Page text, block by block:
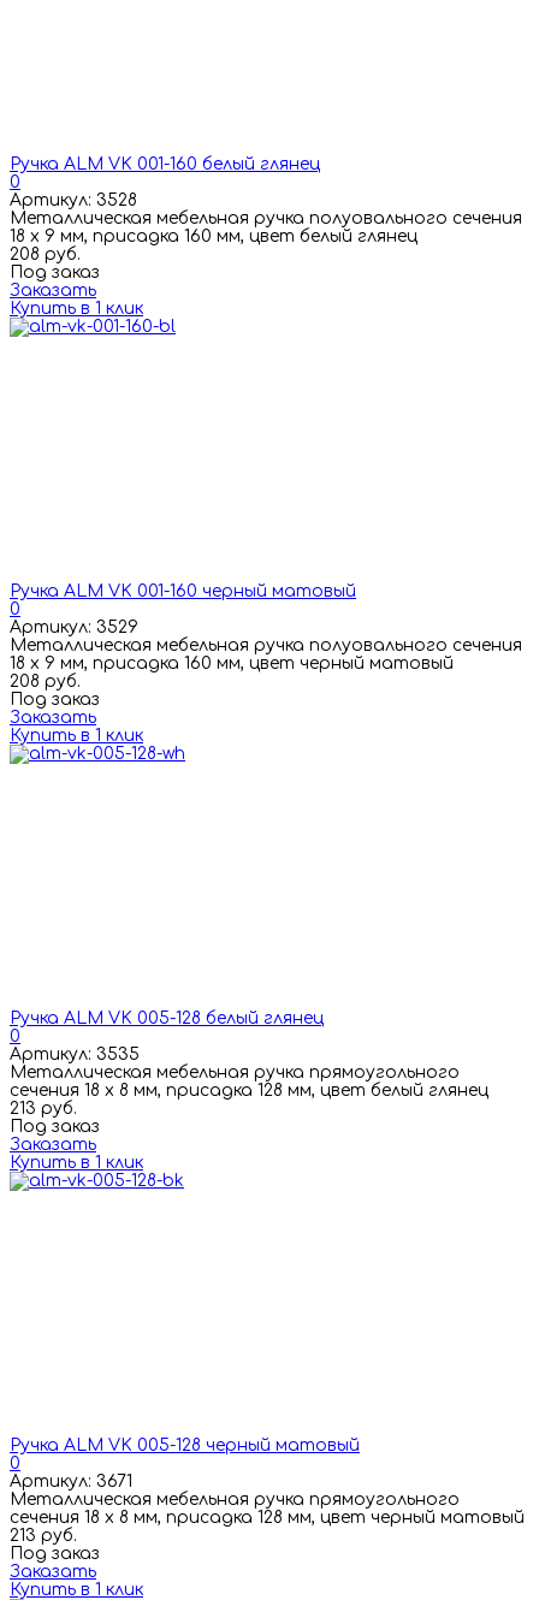
Ручка ALM VK 001-160 белый глянец
0
Артикул: 3528
Металлическая мебельная ручка полуовального сечения
18 х 9 мм, присадка 160 мм, цвет белый глянец
208 руб.
Под заказ
Заказать
Купить в 1 клик
Ручка ALM VK 001-160 черный матовый
0
Артикул: 3529
Металлическая мебельная ручка полуовального сечения
18 х 9 мм, присадка 160 мм, цвет черный матовый
208 руб.
Под заказ
Заказать
Купить в 1 клик
Ручка ALM VK 005-128 белый глянец
0
Артикул: 3535
Металлическая мебельная ручка прямоугольного
сечения 18 х 8 мм, присадка 128 мм, цвет белый глянец
213 руб.
Под заказ
Заказать
Купить в 1 клик
Ручка ALM VK 005-128 черный матовый
0
Артикул: 3671
Металлическая мебельная ручка прямоугольного
сечения 18 х 8 мм, присадка 128 мм, цвет черный матовый
213 руб.
Под заказ
Заказать
Купить в 1 клик